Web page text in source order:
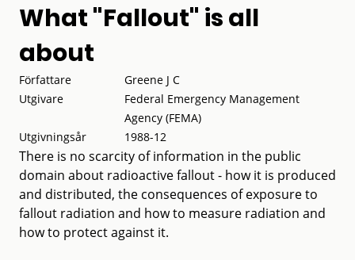
What "Fallout" is all
about
Författare
Greene J C
Utgivare
Federal Emergency Management
Agency (FEMA)
Utgivningsår
1988-12
There is no scarcity of information in the public
domain about radioactive fallout - how it is produced
and distributed, the consequences of exposure to
fallout radiation and how to measure radiation and
how to protect against it.